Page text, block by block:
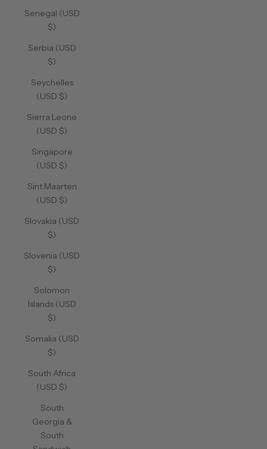
Senegal (USD
$)
Serbia (USD
$)
Seychelles
(USD $)
Sierra Leone
(USD $)
Singapore
(USD $)
Sint Maarten
(USD $)
Slovakia (USD
$)
Slovenia (USD
$)
Solomon
Islands (USD
$)
Somalia (USD
$)
South Africa
(USD $)
South
Georgia &
South